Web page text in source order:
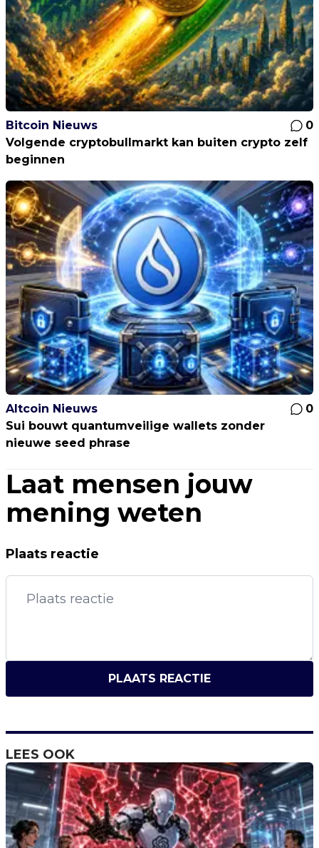
Bitcoin Nieuws
0
Volgende cryptobullmarkt kan buiten crypto zelf
beginnen
Altcoin Nieuws
0
Sui bouwt quantumveilige wallets zonder
nieuwe seed phrase
Laat mensen jouw
mening weten
Plaats reactie
PLAATS REACTIE
LEES OOK